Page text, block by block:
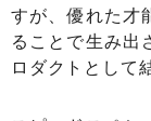
すが、優れた才
ることで生み出
ロダクトとして